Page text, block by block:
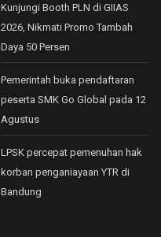
Kunjungi Booth PLN di GIIAS
2026, Nikmati Promo Tambah
Daya 50 Persen
Pemerintah buka pendaftaran
peserta SMK Go Global pada 12
Agustus
LPSK percepat pemenuhan hak
korban penganiayaan YTR di
Bandung